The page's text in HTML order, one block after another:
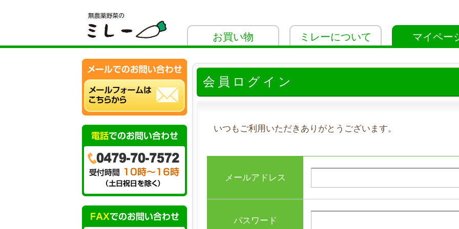
お買い物 ミレーについて マイペー
会員ログイン
いつもご利用いただきありがとうございます。
メールアドレス
パスワード